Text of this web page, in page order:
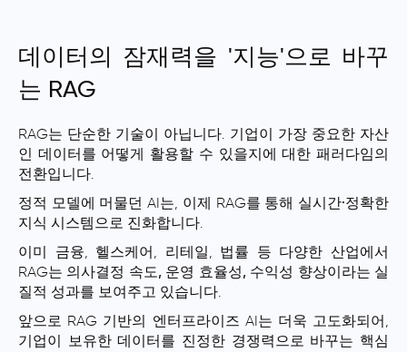
데이터의 잠재력을 '지능'으로 바꾸
는 RAG
RAG는 단순한 기술이 아닙니다. 기업이 가장 중요한 자산
인 데이터를 어떻게 활용할 수 있을지에 대한 패러다임의
전환입니다.
정적 모델에 머물던 AI는, 이제 RAG를 통해 실시간·정확한
지식 시스템으로 진화합니다.
이미 금융, 헬스케어, 리테일, 법률 등 다양한 산업에서
RAG는 의사결정 속도, 운영 효율성, 수익성 향상이라는 실
질적 성과를 보여주고 있습니다.
앞으로 RAG 기반의 엔터프라이즈 AI는 더욱 고도화되어,
기업이 보유한 데이터를 진정한 경쟁력으로 바꾸는 핵심